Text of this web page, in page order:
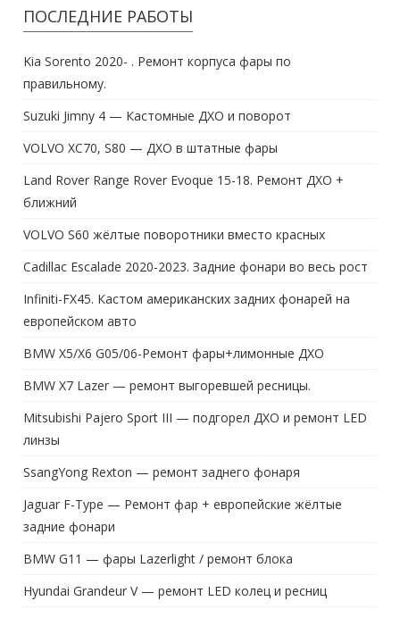
ПОСЛЕДНИЕ РАБОТЫ
Kia Sorento 2020- . Ремонт корпуса фары по
правильному.
Suzuki Jimny 4 — Кастомные ДХО и поворот
VOLVO XC70, S80 — ДХО в штатные фары
Land Rover Range Rover Evoque 15-18. Ремонт ДХО +
ближний
VOLVO S60 жёлтые поворотники вместо красных
Cadillac Escalade 2020-2023. Задние фонари во весь рост
Infiniti-FX45. Кастом американских задних фонарей на
европейском авто
BMW X5/X6 G05/06-Ремонт фары+лимонные ДХО
BMW X7 Lazer — ремонт выгоревшей ресницы.
Mitsubishi Pajero Sport III — подгорел ДХО и ремонт LED
линзы
SsangYong Rexton — ремонт заднего фонаря
Jaguar F-Type — Ремонт фар + европейские жёлтые
задние фонари
BMW G11 — фары Lazerlight / ремонт блока
Hyundai Grandeur V — ремонт LED колец и ресниц